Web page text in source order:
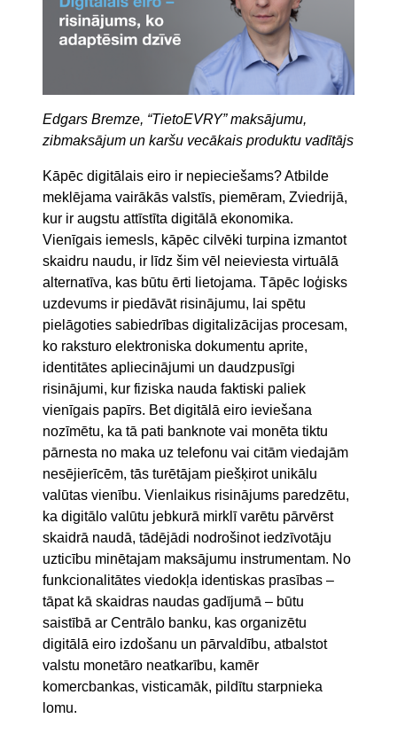
Edgars Bremze, “TietoEVRY” maksājumu,
zibmaksājum un karšu vecākais produktu vadītājs
Kāpēc digitālais eiro ir nepieciešams? Atbilde
meklējama vairākās valstīs, piemēram, Zviedrijā,
kur ir augstu attīstīta digitālā ekonomika.
Vienīgais iemesls, kāpēc cilvēki turpina izmantot
skaidru naudu, ir līdz šim vēl neieviesta virtuālā
alternatīva, kas būtu ērti lietojama. Tāpēc loģisks
uzdevums ir piedāvāt risinājumu, lai spētu
pielāgoties sabiedrības digitalizācijas procesam,
ko raksturo elektroniska dokumentu aprite,
identitātes apliecinājumi un daudzpusīgi
risinājumi, kur fiziska nauda faktiski paliek
vienīgais papīrs. Bet digitālā eiro ieviešana
nozīmētu, ka tā pati banknote vai monēta tiktu
pārnesta no maka uz telefonu vai citām viedajām
nesējierīcēm, tās turētājam piešķirot unikālu
valūtas vienību. Vienlaikus risinājums paredzētu,
ka digitālo valūtu jebkurā mirklī varētu pārvērst
skaidrā naudā, tādējādi nodrošinot iedzīvotāju
uzticību minētajam maksājumu instrumentam. No
funkcionalitātes viedokļa identiskas prasības –
tāpat kā skaidras naudas gadījumā – būtu
saistībā ar Centrālo banku, kas organizētu
digitālā eiro izdošanu un pārvaldību, atbalstot
valstu monetāro neatkarību, kamēr
komercbankas, visticamāk, pildītu starpnieka
lomu.